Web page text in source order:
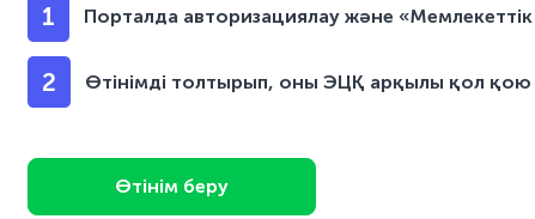
1 Порталда авторизациялау және
2 Өтінімді толтырып, оны ЭЦҚ арқылы қол қою
Өтінім беру